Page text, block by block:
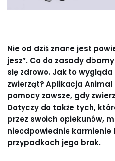
Nie od dziś znane jest
jesz”. Co do zasady
się zdrowo. Jak to
zwierząt? Aplikacja Animal
pomocy zawsze, gdy
Dotyczy do także tych,
przez swoich opiekunów,
nieodpowiednie karmienie
przypadkach jego brak.